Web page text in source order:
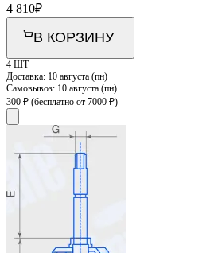
4 810₽
В КОРЗИНУ
4 ШТ
Доставка: 10 августа (пн)
Самовывоз: 10 августа (пн)
300 ₽ (бесплатно от 7000 ₽)